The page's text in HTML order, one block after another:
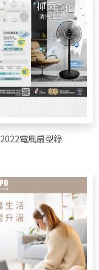
2022電風扇型錄